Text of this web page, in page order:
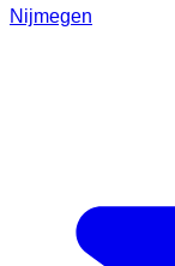
Nijmegen